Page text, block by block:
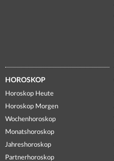
HOROSKOP
Horoskop Heute
Horoskop Morgen
Wochenhoroskop
Monatshoroskop
Jahreshoroskop
Partnerhoroskop